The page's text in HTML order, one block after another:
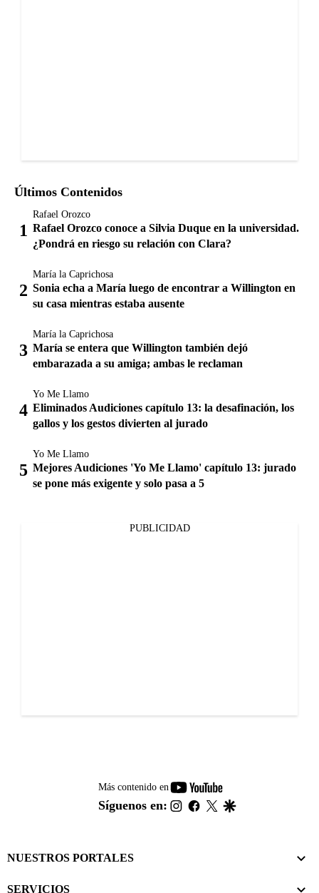
Últimos Contenidos
Rafael Orozco
Rafael Orozco conoce a Silvia Duque en la universidad.
¿Pondrá en riesgo su relación con Clara?
María la Caprichosa
Sonia echa a María luego de encontrar a Willington en
su casa mientras estaba ausente
María la Caprichosa
María se entera que Willington también dejó
embarazada a su amiga; ambas le reclaman
Yo Me Llamo
Eliminados Audiciones capítulo 13: la desafinación, los
gallos y los gestos divierten al jurado
Yo Me Llamo
Mejores Audiciones 'Yo Me Llamo' capítulo 13: jurado
se pone más exigente y solo pasa a 5
PUBLICIDAD
Más contenido en
youtube-
footer
Síguenos en: instagram
facebook
twitter
NUESTROS PORTALES
SERVICIOS